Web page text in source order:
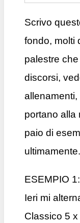
Scrivo
fondo, molti
palestre
discorsi,
portano alla
paio di
ultimamente.
ESEMPIO 1:
Ieri mi
Classico 5